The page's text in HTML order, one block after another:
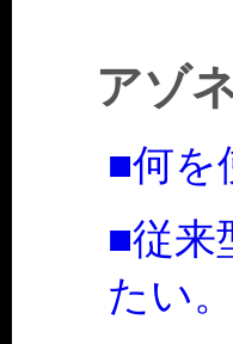
アゾ
■何を
■従来
たい。